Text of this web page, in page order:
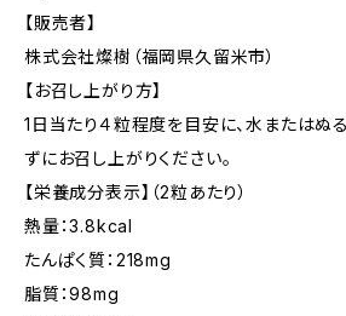
【販売者】
株式会社燦樹（福岡県久留米市）
【お召し上がり方】
1日当たり４粒程度を目安に、水またはぬ
ずにお召し上がりください。
【栄養成分表示】（2粒あたり）
熱量：3.8kcal
たんぱく質：218mg
脂質：98mg